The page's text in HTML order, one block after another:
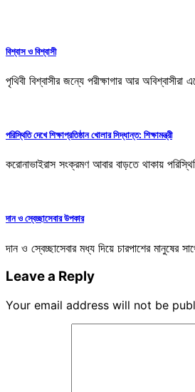
বিশ্বাস ও বিশ্বাসী
পৃথিবী বিশ্বাসীর জন্যে পরীক্ষাগার আর
পরিস্থিতি দেখে শিক্ষাপ্রতিষ্ঠান খোলার সিদ্ধান্ত: শিক্ষামন্ত্রী
করোনাভাইরাস সংক্রমণ আবার বাড়তে থাকায়
দান ও স্বেচ্ছাসেবার উপকার
দান ও স্বেচ্ছাসেবার মধ্য দিয়ে চারপাশের
Leave a Reply
Your email address will not be